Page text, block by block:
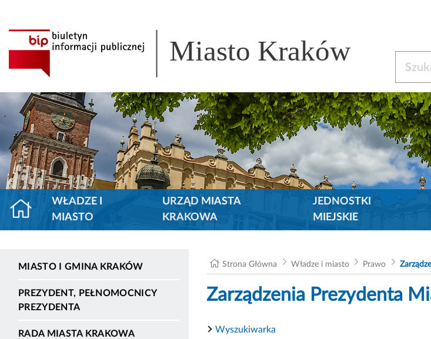
Miasto Kraków
WŁADZE I
MIASTO
URZĄD MIASTA
KRAKOWA
JEDNOSTKI
MIEJSKIE
MIASTO I GMINA KRAKÓW
PREZYDENT, PEŁNOMOCNICY
PREZYDENTA
RADA MIASTA KRAKOWA
Strona Główna Władze i miasto Prawo
Zarządzenia Prezydenta
Wyszukiwarka